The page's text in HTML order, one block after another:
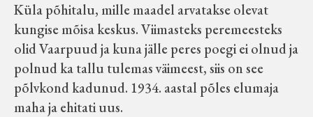
Küla põhitalu, mille maadel arvatakse olevat
kungise mõisa keskus. Viimasteks peremeesteks
olid Vaarpuud ja kuna jälle peres poegi ei olnud ja
polnud ka tallu tulemas väimeest, siis on see
põlvkond kadunud. 1934. aastal põles elumaja
maha ja ehitati uus.